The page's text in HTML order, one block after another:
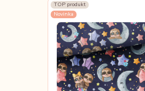
TOP produkt
Novinka